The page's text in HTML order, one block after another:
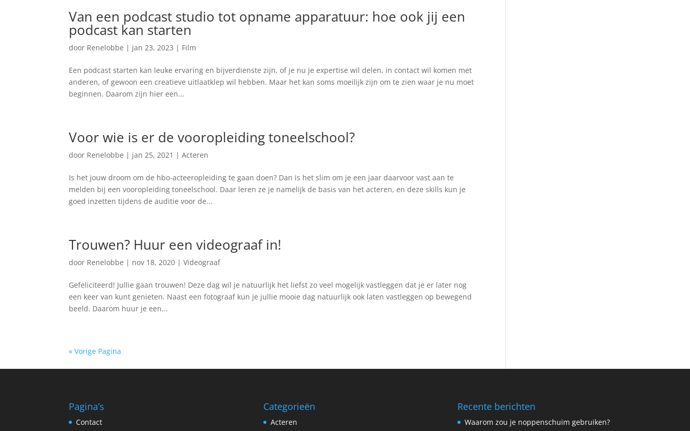
Van een podcast studio tot opname apparatuur: hoe ook jij een
podcast kan starten
door Renelobbe | jan 23, 2023 | Film
Een podcast starten kan leuke ervaring en bijverdienste zijn, of je nu je expertise wil delen, in contact wil komen met
anderen, of gewoon een creatieve uitlaatklep wil hebben. Maar het kan soms moeilijk zijn om te zien waar je nu moet
beginnen. Daarom zijn hier een...
Voor wie is er de vooropleiding toneelschool?
door Renelobbe | jan 25, 2021 |Acteren
Is het jouw droom om de hbo-acteeropleiding te gaan doen? Dan is het slim om je een jaar daarvoor vast aan te
melden bij een vooropleiding toneelschool. Daar leren ze je namelijk de basis van het acteren, en deze skills kun je
goed inzetten tijdens de auditie voor de...
Trouwen? Huur een videograaf in!
door Renelobbe | nov 18, 2020 |Videograaf
Gefeliciteerd! Jullie gaan trouwen! Deze dag wil je natuurlijk het liefst zo veel mogelijk vastleggen dat je er later nog
een keer van kunt genieten. Naast een fotograaf kun je jullie mooie dag natuurlijk ook laten vastleggen op bewegend
beeld. Daarom huur je een...
« Vorige Pagina
Pagina’s
Contact
Categorieën
Acteren
Recente berichten
Waarom zou je noppenschuim gebruiken?